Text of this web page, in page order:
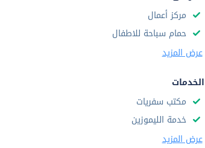
مركز أعمال
حمام سباحة للاطفال
عرض المزيد
الخدمات
مكتب سفريات
خدمة الليموزين
عرض المزيد